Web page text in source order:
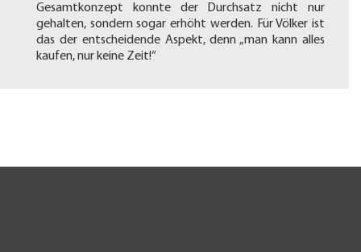
Gesamtkonzept konnte der Durchsatz nicht nur
gehalten, sondern sogar erhöht werden. Für Völker ist
das der entscheidende Aspekt, denn „man kann alles
kaufen, nur keine Zeit!“